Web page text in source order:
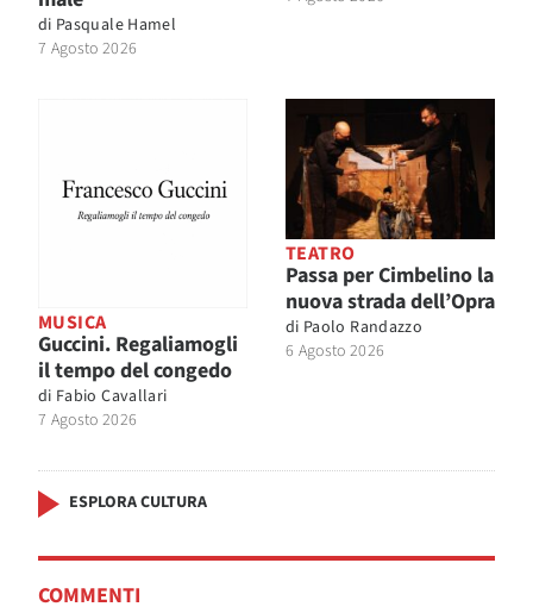
di Pasquale Hamel
7 Agosto 2026
MUSICA
Guccini. Regaliamogli
il tempo del congedo
di Fabio Cavallari
7 Agosto 2026
TEATRO
Passa per Cimbelino la
nuova strada dell’Opra
di Paolo Randazzo
6 Agosto 2026
ESPLORA CULTURA
COMMENTI